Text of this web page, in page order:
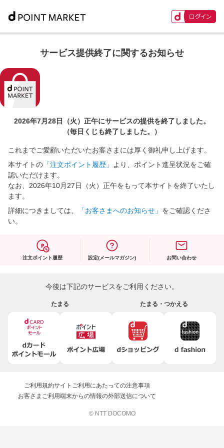
サービス提供終了に関するお知らせ
2026年7月28日（火）正午にサービスの提供を終了しました。
（毎日くじも終了しました。）
これまでご愛顧いただいたお客さまには厚く御礼申し上げます。
本サイトの 「注文ポイント履歴」
より、ポイント進呈状況をご確
認いただけます。
なお、2026年10月27日（火）正午をもって本サイトを終了いたし
ます。
詳細につきましては、
「お客さまへのお知らせ」 をご確認くださ
い。
注文ポイント履歴 設定(メールマガジン) お問い合わせ
今後は下記のサービスをご利用ください。
たまる たまる・つかえる
ご利用規約サイトご利用にあたっての注意事項
お客さまご利用端末からの情報の外部送信について
© NTT DOCOMO